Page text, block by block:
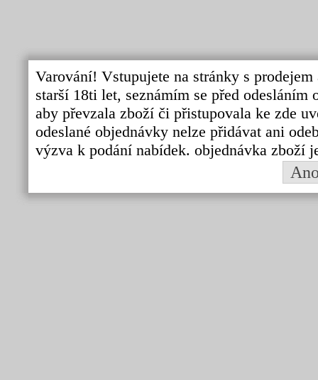
Varování! Vstupujete na stránky s
starší 18ti let, seznámím se před
aby převzala zboží či přistupovala ke zde
odeslané objednávky nelze přidávat ani
výzva k podání nabídek. objednávka zboží